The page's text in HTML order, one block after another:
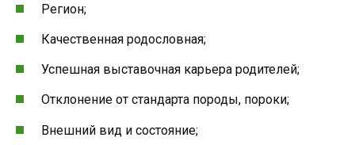
Регион;
Качественная родословная;
Успешная выставочная карьера родителей;
Отклонение от стандарта породы, пороки;
Внешний вид и состояние;